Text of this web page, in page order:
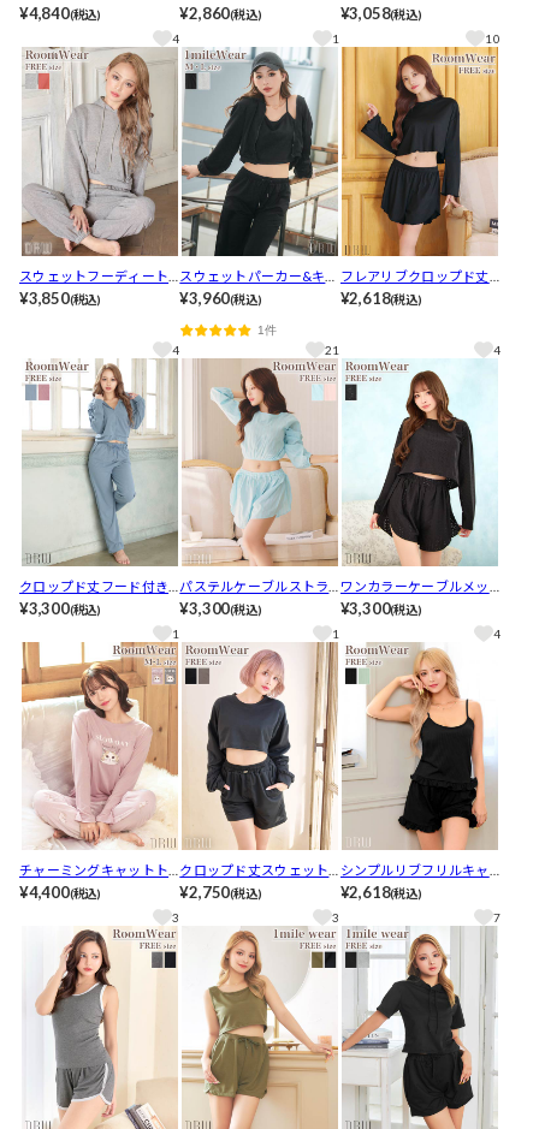
トップス&パンツルームウ
¥4,840(税込)
4
ャツトップス&ショートパ
¥2,860(税込)
1
プス&ロングパンツルーム
¥3,058(税込)
10
スウェットフーディート
ップス&ロングパンツルー
¥3,850(税込)
4
スウェットパーカー&キャ
ミソール&ロングパンツル
¥3,960(税込)
1件
21
フレアリブクロップド丈
トップス&ショートパンツ
¥2,618(税込)
4
クロップド丈フード付き
ジッパートップス&ショー
トパンツルームウェア
¥3,300(税込)
1
パステルケーブルストラ
イプクロップド丈スウェ
ットトップス&ショートパ
ンツルームウェア
¥3,300(税込)
1
ワンカラーケーブルメッ
シュクロップド丈スウェ
ットトップス&ショートパ
ンツルームウェア
¥3,300(税込)
4
チャーミングキャットト
ップス&ロングパンツルー
¥4,400(税込)
3
クロップド丈スウェット
トップス&ショートパンツ
¥2,750(税込)
3
シンプルリブフリルキャ
ミソール&ショートパンツ
¥2,618(税込)
7